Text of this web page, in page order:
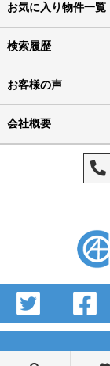
お気に入り物件一覧
検索履歴
お客様の声
会社概要